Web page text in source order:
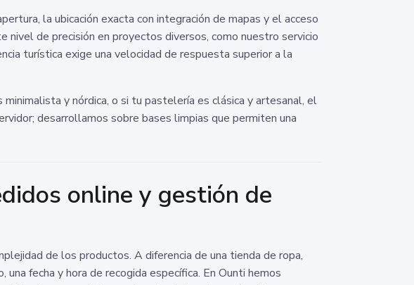
la ubicación exacta con integración de mapas y el acceso
de precisión en proyectos diversos, como nuestro servicio
turística exige una velocidad de respuesta superior a la
y nórdica, o si tu pastelería es clásica y artesanal, el
desarrollamos sobre bases limpias que permiten una
online y gestión de
de los productos. A diferencia de una tienda de ropa,
fecha y hora de recogida específica. En Ounti hemos